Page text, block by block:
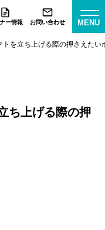
ー情報 お問い合わせ MENU
トを立ち上げる際の押さえたい
ち上げる際の押